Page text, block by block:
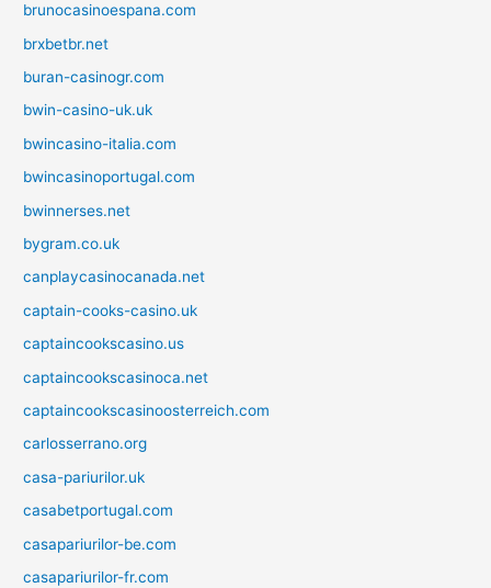
brunocasinoespana.com
brxbetbr.net
buran-casinogr.com
bwin-casino-uk.uk
bwincasino-italia.com
bwincasinoportugal.com
bwinnerses.net
bygram.co.uk
canplaycasinocanada.net
captain-cooks-casino.uk
captaincookscasino.us
captaincookscasinoca.net
captaincookscasinoosterreich.com
carlosserrano.org
casa-pariurilor.uk
casabetportugal.com
casapariurilor-be.com
casapariurilor-fr.com